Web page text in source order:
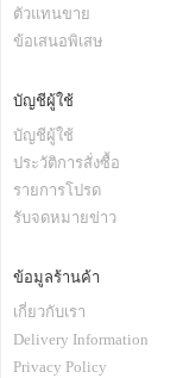
ตัวแทนขาย
ข้อเสนอพิเสษ
บัญชีผู้ใช้
บัญชีผู้ใช้
ประวัติการสั่งซื้อ
รายการโปรด
รับจดหมายข่าว
ข้อมูลร้านค้า
เกี่ยวกับเรา
Delivery Information
Privacy Policy